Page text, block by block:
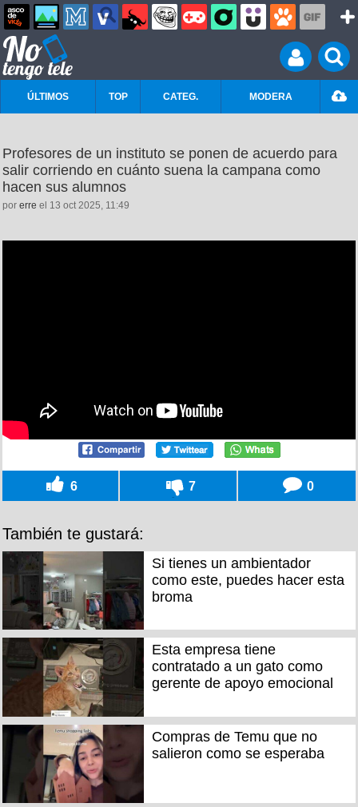
ÚLTIMOS TOP CATEG. MODERA
Profesores de un instituto se ponen de acuerdo para
salir corriendo en cuánto suena la campana como
hacen sus alumnos
por erre el 13 oct 2025, 11:49
6 7 0
También te gustará:
Si tienes un ambientador
como este, puedes hacer esta
broma
Esta empresa tiene
contratado a un gato como
gerente de apoyo emocional
Compras de Temu que no
salieron como se esperaba